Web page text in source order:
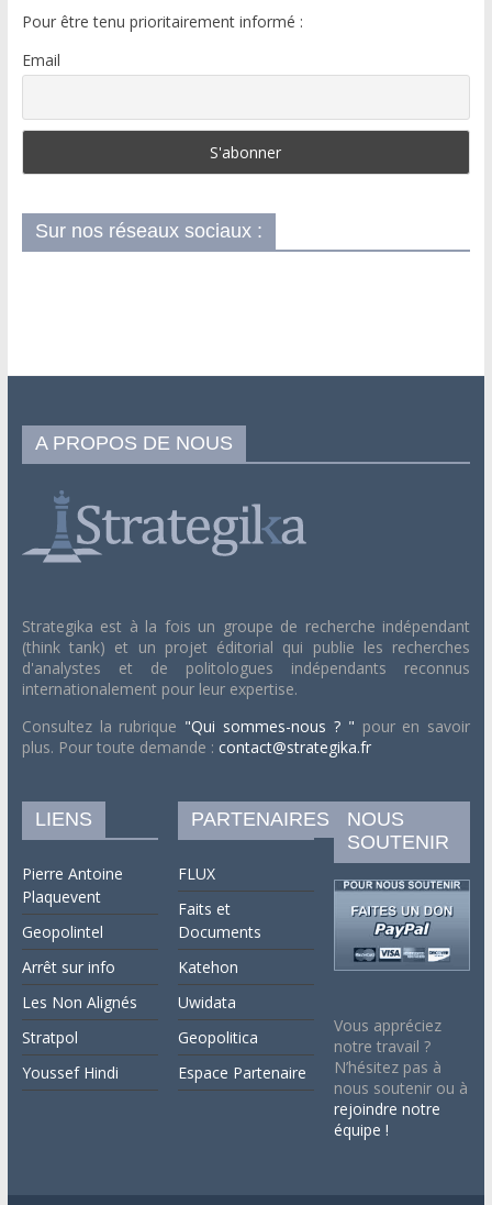
Pour être tenu prioritairement informé :
Email
Sur nos réseaux sociaux :
A PROPOS DE NOUS
Strategika est à la fois un groupe de recherche indépendant
(think tank) et un projet éditorial qui publie les recherches
d'analystes et de politologues indépendants reconnus
internationalement pour leur expertise.
Consultez la rubrique "Qui sommes-nous ? " pour en savoir
plus. Pour toute demande : contact@strategika.fr
LIENS
Pierre Antoine
Plaquevent
Geopolintel
Arrêt sur info
Les Non Alignés
Stratpol
Youssef Hindi
PARTENAIRES
FLUX
Faits et
Documents
Katehon
Uwidata
Geopolitica
Espace Partenaire
NOUS
SOUTENIR
Vous appréciez
notre travail ?
N’hésitez pas à
nous soutenir ou à
rejoindre notre
équipe !